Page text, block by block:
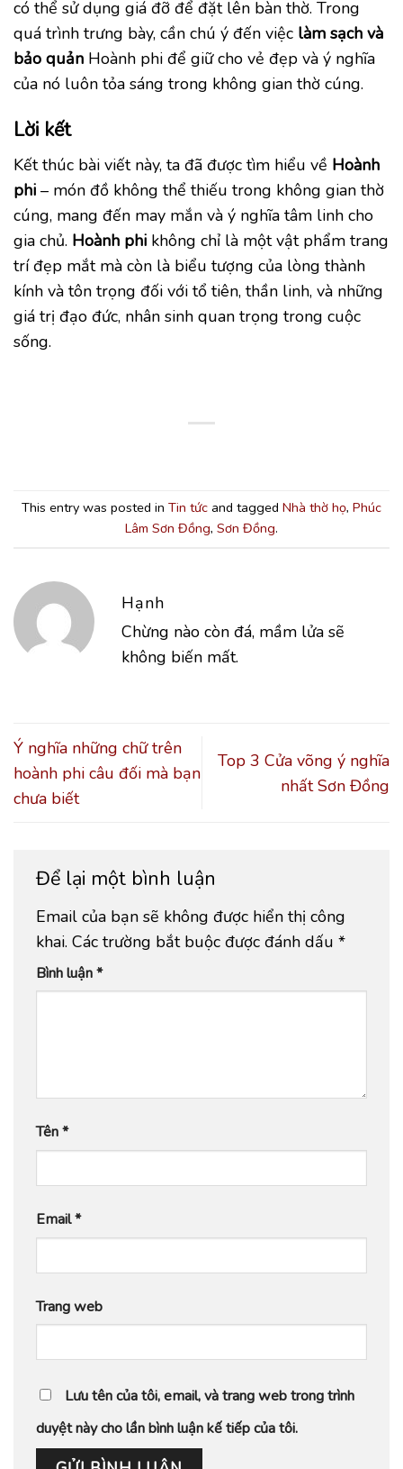
có thể sử dụng giá đỡ để đặt lên bàn thờ. Trong
quá trình trưng bày, cần chú ý đến việc làm sạch và
bảo quản Hoành phi để giữ cho vẻ đẹp và ý nghĩa
của nó luôn tỏa sáng trong không gian thờ cúng.
Lời kết
Kết thúc bài viết này, ta đã được tìm hiểu về Hoành
phi – món đồ không thể thiếu trong không gian thờ
cúng, mang đến may mắn và ý nghĩa tâm linh cho
gia chủ. Hoành phi không chỉ là một vật phẩm trang
trí đẹp mắt mà còn là biểu tượng của lòng thành
kính và tôn trọng đối với tổ tiên, thần linh, và những
giá trị đạo đức, nhân sinh quan trọng trong cuộc
sống.
This entry was posted in Tin tức and tagged Nhà thờ họ, Phúc
Lâm Sơn Đồng, Sơn Đồng.
Hạnh
Chừng nào còn đá, mầm lửa sẽ
không biến mất.
Ý nghĩa những chữ trên
hoành phi câu đối mà bạn
chưa biết
Top 3 Cửa võng ý nghĩa
nhất Sơn Đồng
Để lại một bình luận
Email của bạn sẽ không được hiển thị công
khai. Các trường bắt buộc được đánh dấu *
Bình luận*
Tên*
Email*
Trang web
Lưu tên của tôi, email, và trang web trong trình
duyệt này cho lần bình luận kế tiếp của tôi.